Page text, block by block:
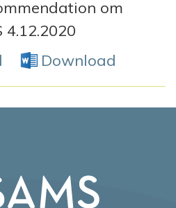
om
4.12.2020
PDF Download